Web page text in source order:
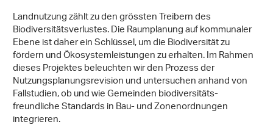
Landnutzung zählt zu den grössten Treibern des
Biodiversitätsverlustes. Die Raumplanung auf kommunaler
Ebene ist daher ein Schlüssel, um die Biodiversität zu
fördern und Ökosystemleistungen zu erhalten. Im Rahmen
dieses Projektes beleuchten wir den Prozess der
Nutzungsplanungsrevision und untersuchen anhand von
Fallstudien, ob und wie Gemeinden biodiversitäts-
freundliche Standards in Bau- und Zonenordnungen
integrieren.